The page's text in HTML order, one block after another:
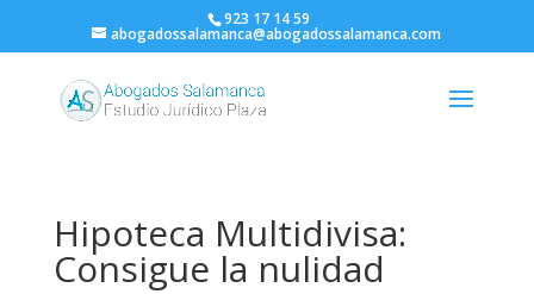
923 17 14 59
abogadossalamanca@abogadossalamanca.com
Hipoteca Multidivisa:
Consigue la nulidad